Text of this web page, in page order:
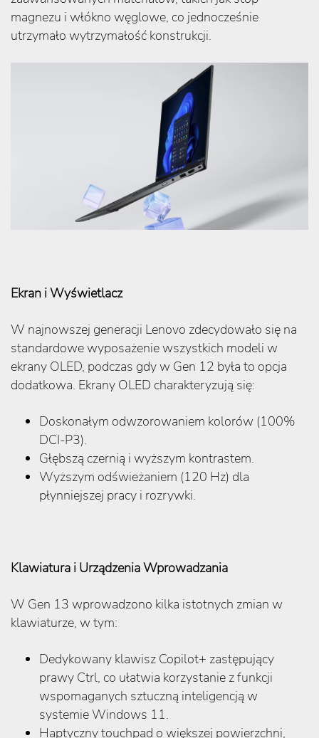
magnezu i włókno węglowe, co jednocześnie
utrzymało wytrzymałość konstrukcji.
Ekran i Wyświetlacz
W najnowszej generacji Lenovo zdecydowało się na
standardowe wyposażenie wszystkich modeli w
ekrany OLED, podczas gdy w Gen 12 była to opcja
dodatkowa. Ekrany OLED charakteryzują się:
Doskonałym odwzorowaniem kolorów (100%
DCI-P3).
Głębszą czernią i wyższym kontrastem.
Wyższym odświeżaniem (120 Hz) dla
płynniejszej pracy i rozrywki.
Klawiatura i Urządzenia Wprowadzania
W Gen 13 wprowadzono kilka istotnych zmian w
klawiaturze, w tym:
Dedykowany klawisz Copilot+ zastępujący
prawy Ctrl, co ułatwia korzystanie z funkcji
wspomaganych sztuczną inteligencją w
systemie Windows 11.
Haptyczny touchpad o większej powierzchni,